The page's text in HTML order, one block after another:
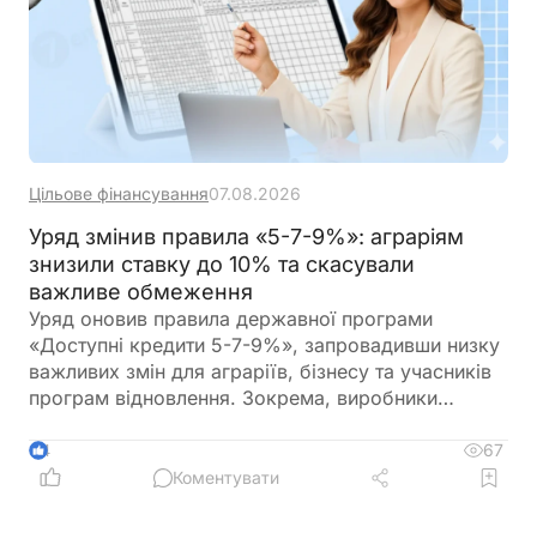
Цільове фінансування07.08.2026
Уряд змінив правила «5-7-9%»: аграріям
знизили ставку до 10% та скасували
важливе обмеження
Уряд оновив правила державної програми
«Доступні кредити 5-7-9%», запровадивши низку
важливих змін для аграріїв, бізнесу та учасників
програм відновлення. Зокрема, виробники
більше можливостей для фінансування
оборотного капіталу за нижчою ставкою, а з 1
4
67
Коментувати